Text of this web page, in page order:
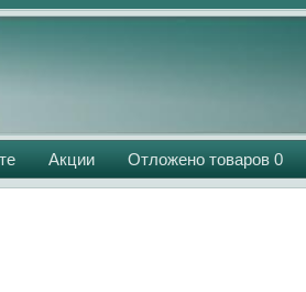
Акции Отложено товаров 0